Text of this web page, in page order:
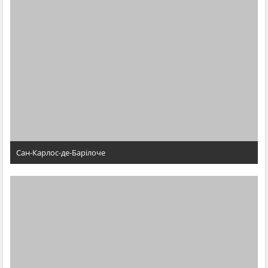
Сан-Карлос-де-Барілоче